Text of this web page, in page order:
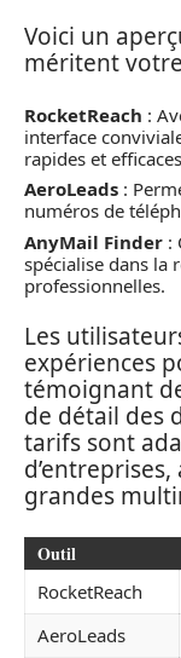
Voici un
méritent
RocketReach :
interface
rapides et
AeroLeads :
numéros de
AnyMail Finder :
spécialise dans la
professionnelles.
Les
expériences
témoignant
de détail des
tarifs sont
grandes
Outil
RocketReach
AeroLeads